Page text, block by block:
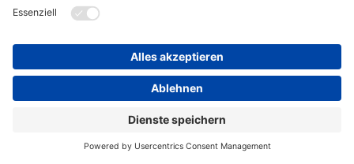
E-Mail